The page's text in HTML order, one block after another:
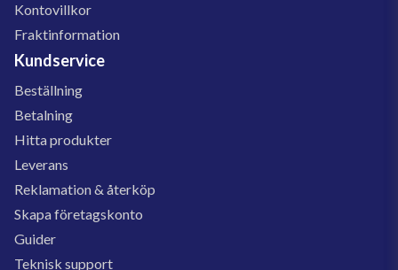
Kontovillkor
Fraktinformation
Kundservice
Beställning
Betalning
Hitta produkter
Leverans
Reklamation & återköp
Skapa företagskonto
Guider
Teknisk support